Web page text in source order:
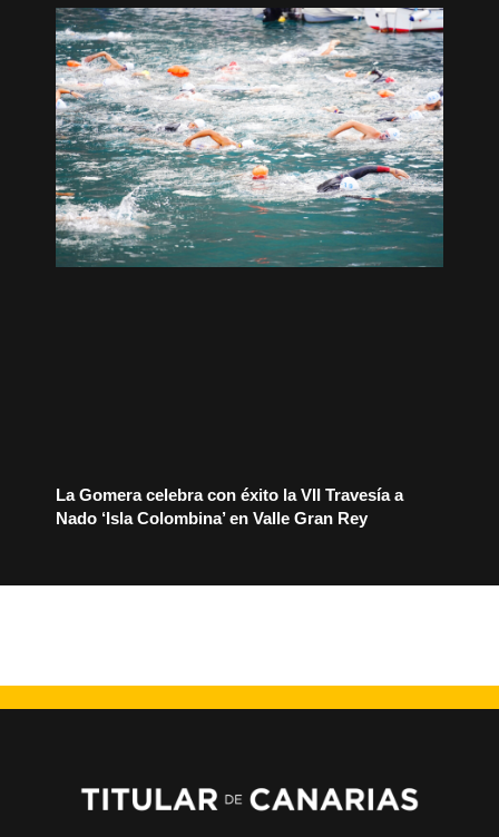
La Gomera celebra con éxito la VII Travesía a
Nado ‘Isla Colombina’ en Valle Gran Rey